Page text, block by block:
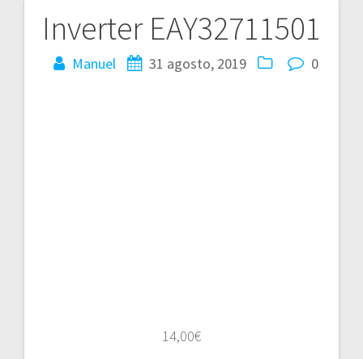
Inverter EAY32711501
Manuel 31 agosto, 2019 0
14,00€
Navegación
de